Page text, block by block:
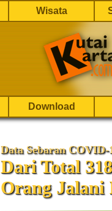
Wisata
Download
Data Sebaran COVID-
Dari Total
Orang Jalani